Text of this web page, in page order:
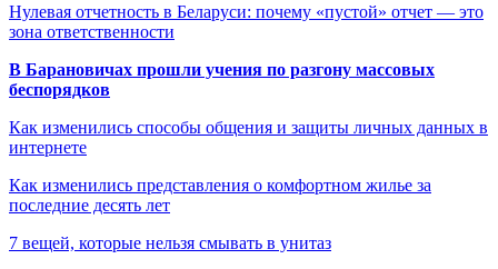
Нулевая отчетность в Беларуси: почему «пустой» отчет — это
зона ответственности
В Барановичах прошли учения по разгону массовых
беспорядков
Как изменились способы общения и защиты личных данных в
интернете
Как изменились представления о комфортном жилье за
последние десять лет
7 вещей, которые нельзя смывать в унитаз